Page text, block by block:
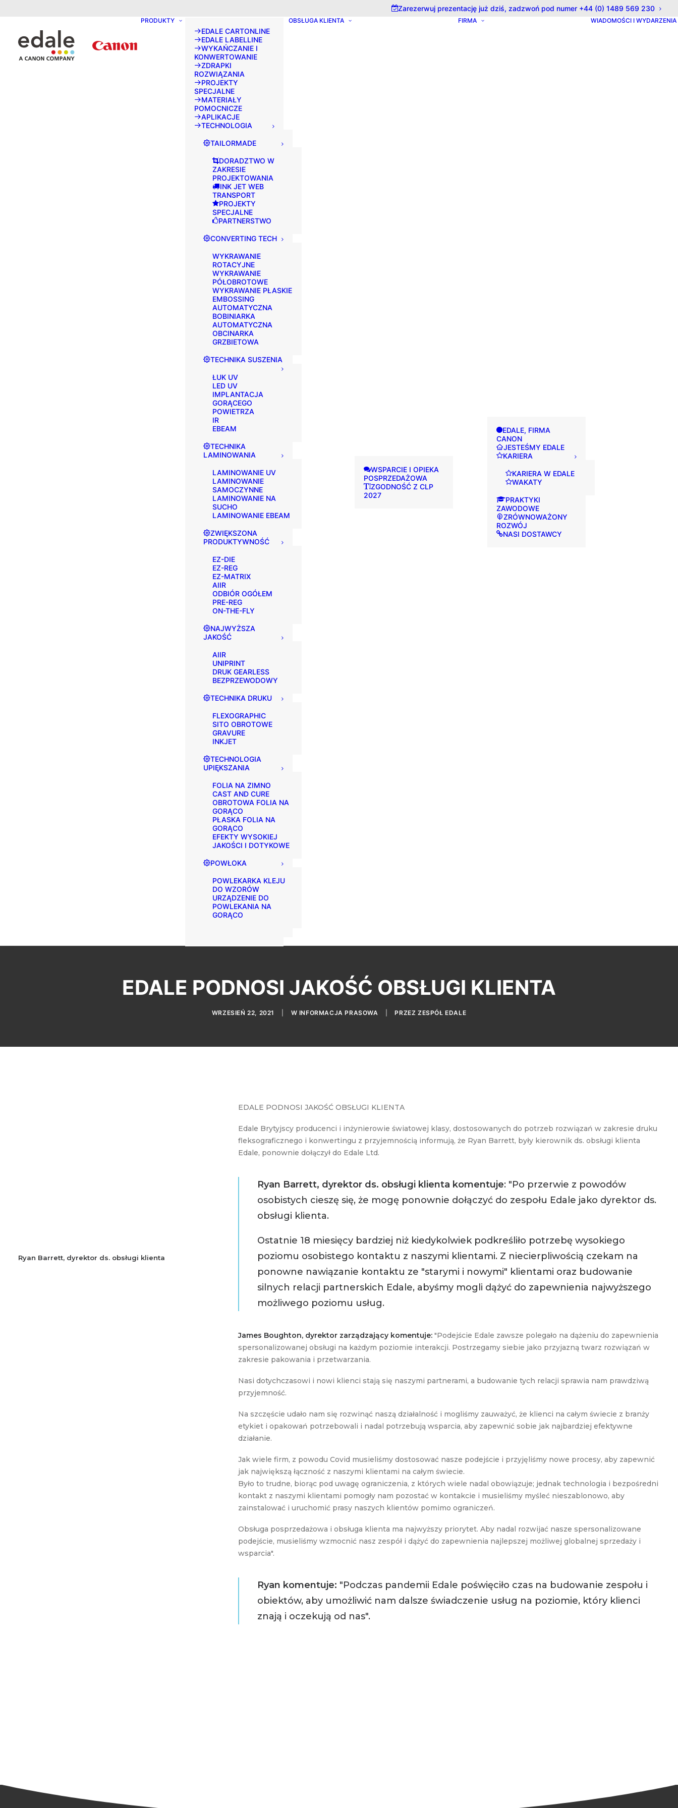
Zarezerwuj prezentację już dziś, zadzwoń pod numer +44 (0) 1489 569 230
PRODUKTY
EDALE CARTONLINE
EDALE LABELLINE
WYKAŃCZANIE I
KONWERTOWANIE
ZDRAPKI
ROZWIĄZANIA
PROJEKTY
SPECJALNE
MATERIAŁY
POMOCNICZE
APLIKACJE
TECHNOLOGIA
TAILORMADE
DORADZTWO W
ZAKRESIE
PROJEKTOWANIA
INK JET WEB
TRANSPORT
PROJEKTY
SPECJALNE
PARTNERSTWO
CONVERTING TECH
WYKRAWANIE
ROTACYJNE
WYKRAWANIE
PÓŁOBROTOWE
WYKRAWANIE PŁASKIE
EMBOSSING
AUTOMATYCZNA
BOBINIARKA
AUTOMATYCZNA
OBCINARKA
GRZBIETOWA
TECHNIKA SUSZENIA
ŁUK UV
LED UV
IMPLANTACJA
GORĄCEGO
POWIETRZA
IR
EBEAM
TECHNIKA
LAMINOWANIA
LAMINOWANIE UV
LAMINOWANIE
SAMOCZYNNE
LAMINOWANIE NA
SUCHO
LAMINOWANIE EBEAM
ZWIĘKSZONA
PRODUKTYWNOŚĆ
EZ-DIE
EZ-REG
EZ-MATRIX
AIIR
ODBIÓR OGÓŁEM
PRE-REG
ON-THE-FLY
NAJWYŻSZA
JAKOŚĆ
AIIR
UNIPRINT
DRUK GEARLESS
BEZPRZEWODOWY
TECHNIKA DRUKU
FLEXOGRAPHIC
SITO OBROTOWE
GRAVURE
INKJET
TECHNOLOGIA
UPIĘKSZANIA
FOLIA NA ZIMNO
CAST AND CURE
OBROTOWA FOLIA NA
GORĄCO
PŁASKA FOLIA NA
GORĄCO
EFEKTY WYSOKIEJ
JAKOŚCI I DOTYKOWE
POWŁOKA
POWLEKARKA KLEJU
DO WZORÓW
URZĄDZENIE DO
POWLEKANIA NA
GORĄCO
OBSŁUGA KLIENTA
WSPARCIE I OPIEKA
POSPRZEDAŻOWA
ZGODNOŚĆ Z CLP
2027
FIRMA
EDALE, FIRMA
CANON
JESTEŚMY EDALE
KARIERA
KARIERA W EDALE
WAKATY
PRAKTYKI
ZAWODOWE
ZRÓWNOWAŻONY
ROZWÓJ
NASI DOSTAWCY
WIADOMOŚCI I WYDARZENIA
EDALE PODNOSI JAKOŚĆ OBSŁUGI KLIENTA
WRZESIEŃ 22, 2021 W INFORMACJA PRASOWA PRZEZ ZESPÓŁ EDALE
Ryan Barrett, dyrektor ds. obsługi klienta
EDALE PODNOSI JAKOŚĆ OBSŁUGI KLIENTA
Edale Brytyjscy producenci i inżynierowie światowej klasy, dostosowanych do potrzeb rozwiązań w zakresie druku
fleksograficznego i konwertingu z przyjemnością informują, że Ryan Barrett, były kierownik ds. obsługi klienta
Edale, ponownie dołączył do Edale Ltd.
Ryan Barrett, dyrektor ds. obsługi klienta komentuje: "Po przerwie z powodów
osobistych cieszę się, że mogę ponownie dołączyć do zespołu Edale jako dyrektor ds.
obsługi klienta.
Ostatnie 18 miesięcy bardziej niż kiedykolwiek podkreśliło potrzebę wysokiego
poziomu osobistego kontaktu z naszymi klientami. Z niecierpliwością czekam na
ponowne nawiązanie kontaktu ze "starymi i nowymi" klientami oraz budowanie
silnych relacji partnerskich Edale, abyśmy mogli dążyć do zapewnienia najwyższego
możliwego poziomu usług.
James Boughton, dyrektor zarządzający komentuje: "Podejście Edale zawsze polegało na dążeniu do zapewnienia
spersonalizowanej obsługi na każdym poziomie interakcji. Postrzegamy siebie jako przyjazną twarz rozwiązań w
zakresie pakowania i przetwarzania.
Nasi dotychczasowi i nowi klienci stają się naszymi partnerami, a budowanie tych relacji sprawia nam prawdziwą
przyjemność.
Na szczęście udało nam się rozwinąć naszą działalność i mogliśmy zauważyć, że klienci na całym świecie z branży
etykiet i opakowań potrzebowali i nadal potrzebują wsparcia, aby zapewnić sobie jak najbardziej efektywne
działanie.
Jak wiele firm, z powodu Covid musieliśmy dostosować nasze podejście i przyjęliśmy nowe procesy, aby zapewnić
jak największą łączność z naszymi klientami na całym świecie.
Było to trudne, biorąc pod uwagę ograniczenia, z których wiele nadal obowiązuje; jednak technologia i bezpośredni
kontakt z naszymi klientami pomogły nam pozostać w kontakcie i musieliśmy myśleć nieszablonowo, aby
zainstalować i uruchomić prasy naszych klientów pomimo ograniczeń.
Obsługa posprzedażowa i obsługa klienta ma najwyższy priorytet. Aby nadal rozwijać nasze spersonalizowane
podejście, musieliśmy wzmocnić nasz zespół i dążyć do zapewnienia najlepszej możliwej globalnej sprzedaży i
wsparcia".
Ryan komentuje: "Podczas pandemii Edale poświęciło czas na budowanie zespołu i
obiektów, aby umożliwić nam dalsze świadczenie usług na poziomie, który klienci
znają i oczekują od nas".
May we use cookies to track your activities? We take your privacy very seriously. Please see our privacy policy for details and any questions.Tak Nie